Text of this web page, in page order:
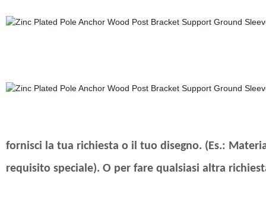
fornisci la tua richiesta o il tuo disegno. (Es.:
requisito speciale). O per fare qualsiasi altra